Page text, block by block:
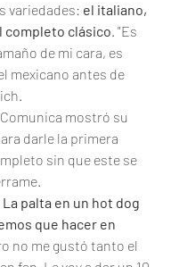
variedades: el italiano,
completo clásico. "Es
de mi cara, es
mexicano antes de
mostró su
darle la primera
sin que este se
La palta en un hot dog
que hacer en
no me gustó tanto el